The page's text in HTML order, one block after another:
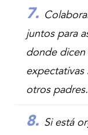
juntos para
donde dicen
otros padres.
Si está